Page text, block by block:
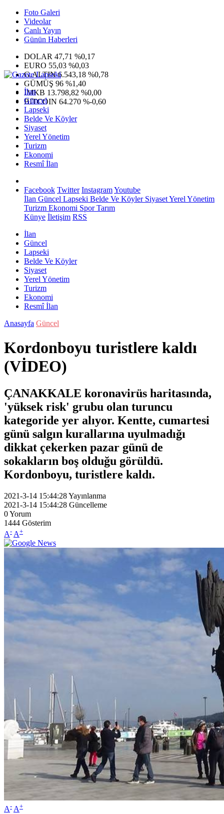
Foto Galeri
Videolar
Canlı Yayın
Günün Haberleri
DOLAR 47,71 %0,17
EURO 55,03 %0,03
G.ALTIN6.543,18 %0,78
GÜMÜŞ 96 %1,40
IMKB 13.798,82 %0,00
BITCOIN 64.270 %-0,60
İlan
Güncel
Lapseki
Belde Ve Köyler
Siyaset
Yerel Yönetim
Turizm
Ekonomi
Resmî İlan
Facebook Twitter InstagramYoutube
İlan Güncel Lapseki Belde Ve KöylerSiyasetYerel Yönetim
Turizm Ekonomi SporTarım
Künye İletişim RSS
İlan
Güncel
Lapseki
Belde Ve Köyler
Siyaset
Yerel Yönetim
Turizm
Ekonomi
Resmî İlan
Anasayfa Güncel
Kordonboyu turistlere kaldı
(VİDEO)
ÇANAKKALE koronavirüs haritasında,
'yüksek risk' grubu olan turuncu
kategoride yer alıyor. Kentte, cumartesi
günü salgın kurallarına uyulmadığı
dikkat çekerken pazar günü de
sokakların boş olduğu görüldü.
Kordonboyu, turistlere kaldı.
2021-3-14 15:44:28Yayınlanma
2021-3-14 15:44:28 Güncelleme
0Yorum
1444 Gösterim
A- A+
A- A+